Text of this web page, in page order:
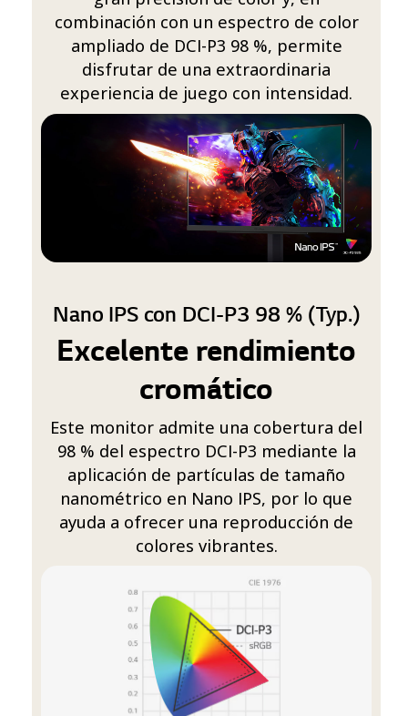
combinación con un espectro de color
ampliado de DCI-P3 98 %, permite
disfrutar de una extraordinaria
experiencia de juego con intensidad.
Nano IPS con DCI-P3 98 % (Typ.)
Excelente rendimiento
cromático
Este monitor admite una cobertura del
98 % del espectro DCI-P3 mediante la
aplicación de partículas de tamaño
nanométrico en Nano IPS, por lo que
ayuda a ofrecer una reproducción de
colores vibrantes.